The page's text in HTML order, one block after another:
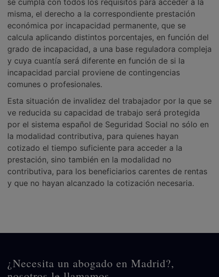
se cumpla con todos los requisitos para acceder a la
misma, el derecho a la correspondiente prestación
económica por incapacidad permanente, que se
calcula aplicando distintos porcentajes, en función del
grado de incapacidad, a una base reguladora compleja
y cuya cuantía será diferente en función de si la
incapacidad parcial proviene de contingencias
comunes o profesionales.
Esta situación de invalidez del trabajador por la que se
ve reducida su capacidad de trabajo será protegida
por el sistema español de Seguridad Social no sólo en
la modalidad contributiva, para quienes hayan
cotizado el tiempo suficiente para acceder a la
prestación, sino también en la modalidad no
contributiva, para los beneficiarios carentes de rentas
y que no hayan alcanzado la cotización necesaria.
¿Necesita un abogado en Madrid?,